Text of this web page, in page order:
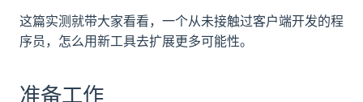
这篇实测就带大家看看，一个从未接触过客户端开发的程
序员，怎么用新工具去扩展更多可能性。
准备工作